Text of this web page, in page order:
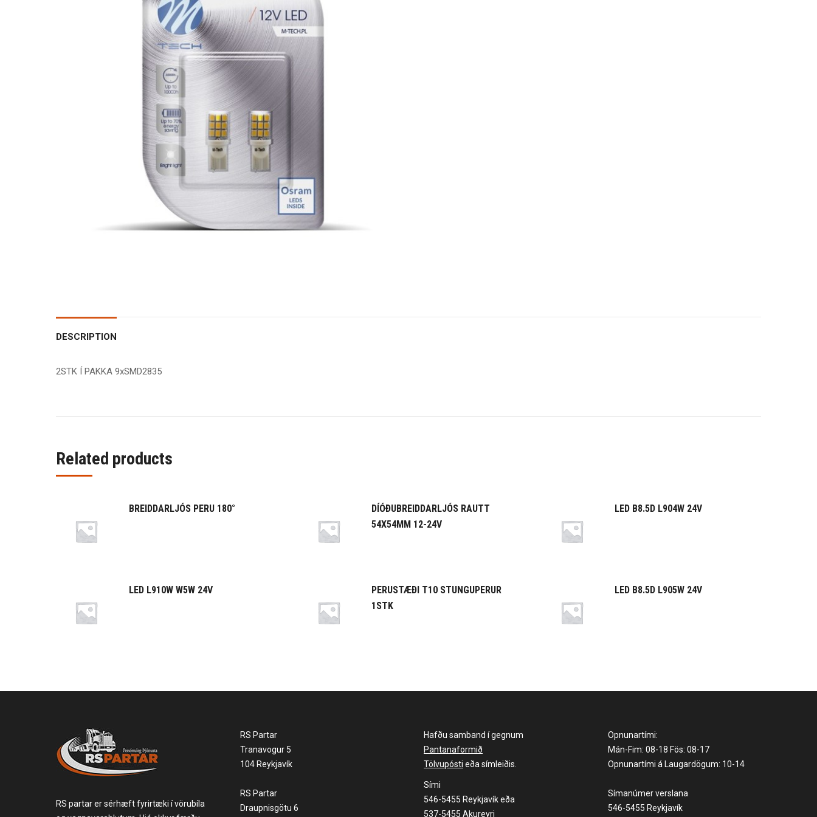
DESCRIPTION
2STK Í PAKKA 9xSMD2835
Related products
BREIDDARLJÓS PERU 180°
DÍÓÐUBREIDDARLJÓS RAUTT
54X54MM 12-24V
LED B8.5D L904W 24V
LED L910W W5W 24V
PERUSTÆÐI T10 STUNGUPERUR
1STK
LED B8.5D L905W 24V
RS partar er sérhæft fyrirtæki í vörubíla
RS Partar
Tranavogur 5
104 Reykjavík
RS Partar
Draupnisgötu 6
Hafðu samband í gegnum
Pantanaformið
Tölvupósti eða símleiðis.
Sími
546-5455 Reykjavík eða
537-5455 Akureyri
Opnunartími:
Mán-Fim: 08-18 Fös: 08-17
Opnunartími á Laugardögum: 10-14
Símanúmer verslana
546-5455 Reykjavík